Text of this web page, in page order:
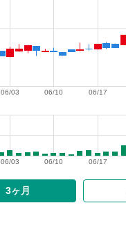
06/17
06/10
06/03
06/17
06/10
06/03
3ヶ月